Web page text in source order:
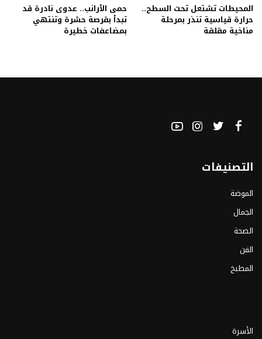
المحيطات تشتعل تحت السطح..
حرارة قياسية تنذر بمرحلة
مناخية مقلقة
حمى الأرانب.. عدوى نادرة قد
تبدأ بقرصة حشرة وتنتهي
بمضاعفات خطيرة
التصنيفات
الموضة
الجمال
الصحة
الفن
المطبخ
الأسرة